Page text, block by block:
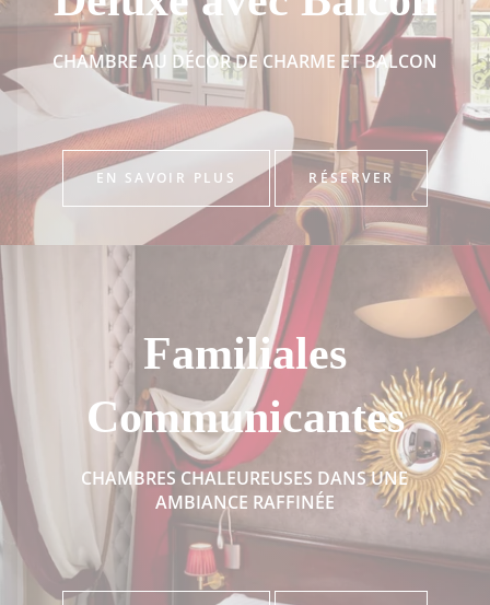
CHAMBRE AU DÉCOR DE CHARME ET BALCON
EN SAVOIR PLUS RÉSERVER
Familiales
Communicantes
CHAMBRES CHALEUREUSES DANS UNE
AMBIANCE RAFFINÉE